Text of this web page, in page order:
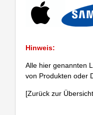
Hinweis:
Alle hier genannten
von Produkten oder
[Zurück zur Übersicht